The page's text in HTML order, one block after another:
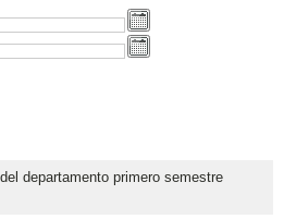
departamento primero semestre